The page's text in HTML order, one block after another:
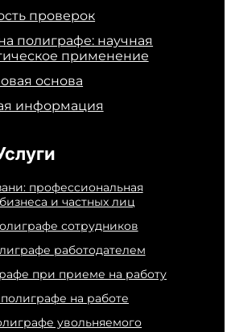
проверок
полиграфе: научная
применение
основа
информация
профессиональная
и частных лиц
сотрудников
работодателем
при приеме на работу
на работе
увольняемого